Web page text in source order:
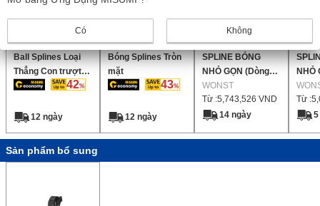
Ball Splines Loại
Thẳng Con trượt
Ren
42
12 ngày
Bóng Splines Tròn
mặt
43
12 ngày
SPLINE BÓNG
NHỎ GỌN (Dòng
WSPL)
WONST
Từ :5,743,526 VND
14 ngày
NHỎ
WSP)
Từ :
Sản phẩm bổ sung
Có Không